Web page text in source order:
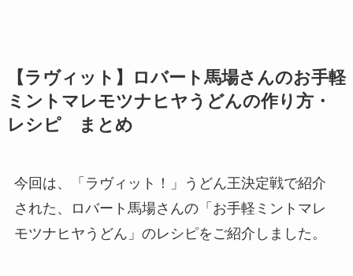
【ラヴィット】ロバート馬場さんのお手軽
ミントマレモツナヒヤうどんの作り方・
レシピ まとめ
今回は、「ラヴィット！」うどん王決定戦で紹介
された、ロバート馬場さんの「お手軽ミントマレ
モツナヒヤうどん」のレシピをご紹介しました。